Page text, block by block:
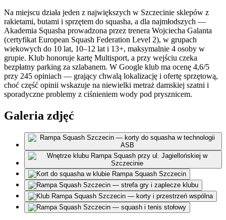
Na miejscu działa jeden z największych w Szczecinie sklepów z
rakietami, butami i sprzętem do squasha, a dla najmłodszych —
Akademia Squasha prowadzona przez trenera Wojciecha Galanta
(certyfikat European Squash Federation Level 2), w grupach
wiekowych do 10 lat, 10–12 lat i 13+, maksymalnie 4 osoby w
grupie. Klub honoruje kartę Multisport, a przy wejściu czeka
bezpłatny parking za szlabanem. W Google klub ma ocenę 4,6/5
przy 245 opiniach — grający chwalą lokalizację i ofertę sprzętową,
choć część opinii wskazuje na niewielki metraż damskiej szatni i
sporadyczne problemy z ciśnieniem wody pod prysznicem.
Galeria zdjęć